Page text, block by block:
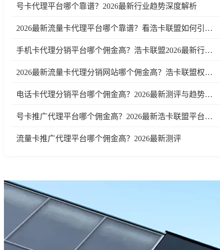
号卡代理平台哪个靠谱？2026最新行业趋势深度解析
2026最新流量卡代理平台哪个靠谱？看浩卡联盟如何引领行业变革
手机卡代理分销平台哪个佣金高？浩卡联盟2026最新行业测评及趋势分析
2026最新流量卡代理分销网站哪个佣金高？浩卡联盟权威测评
电话卡代理分销平台哪个佣金高？2026最新测评与趋势分析
号卡推广代理平台哪个佣金高？2026最新浩卡联盟平台测评与行业分析
流量卡推广代理平台哪个佣金高？2026最新测评